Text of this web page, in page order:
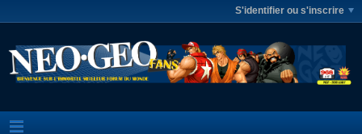
S'identifier ou s'inscrire